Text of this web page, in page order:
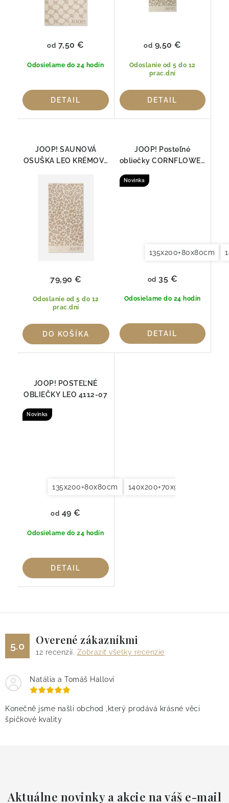
Odosielame do 24 hodín
od 7,50 €
DETAIL
Odoslanie od 5 do 12
prac.dní
od 9,50 €
DETAIL
JOOP! SAUNOVÁ
OSUŠKA LEO KRÉMOVÁ
bavlna 80 × 200 cm
Odoslanie od 5 do 12
prac.dní
79,90 €
DO KOŠÍKA
JOOP! Posteľné
obliečky CORNFLOWER
4083-77
Novinka
135x200+80x80cm
Odosielame do 24 hodín
od 35 €
DETAIL
JOOP! POSTEĽNÉ
OBLIEČKY LEO 4112-07
Novinka
135x200+80x80cm 140x200+70x90cm
Odosielame do 24 hodín
od 49 €
DETAIL
5.0 Overené zákazníkmi
12 recenzií. Zobraziť všetky recenzie
Natália a Tomáš Hallovi
Konečně jsme našli obchod ,který prodává krásné věci
špičkové kvality
Aktuálne novinky a akcie na váš e-mail